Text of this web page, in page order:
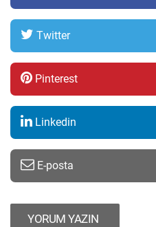
Twitter
Pinterest
Linkedin
E-posta
YORUM YAZIN